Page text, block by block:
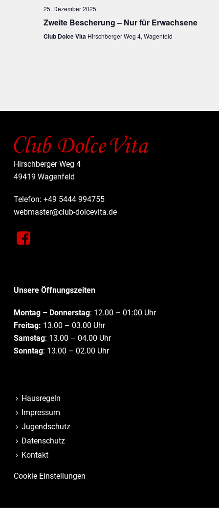
V
25. Dezember 2025
Zweite Bescherung – Nur für Erwachsene
Club Dolce Vita Hirschberger Weg 4, Wagenfeld
Hirschberger Weg 4
49419 Wagenfeld
Telefon: +49 5444 994755
webmaster@club-dolcevita.de
Unsere Öffnungszeiten
Montag – Donnerstag: 12.00 – 01:00 Uhr
Freitag: 13.00 – 03.00 Uhr
Samstag: 13.00 – 04.00 Uhr
Sonntag: 13.00 – 02.00 Uhr
Hausregeln
Impressum
Jugendschutz
Datenschutz
Kontakt
Cookie Einstellungen